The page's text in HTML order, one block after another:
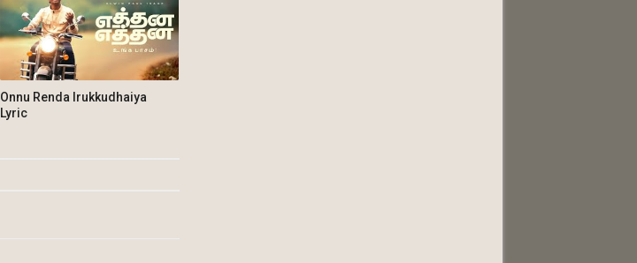
Onnu Renda Irukkudhaiya
Lyric